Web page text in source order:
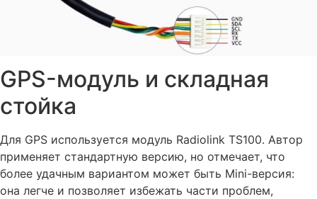
GPS-модуль и складная
стойка
Для GPS используется модуль Radiolink TS100. Автор
применяет стандартную версию, но отмечает, что
более удачным вариантом может быть Mini-версия:
она легче и позволяет избежать части проблем,